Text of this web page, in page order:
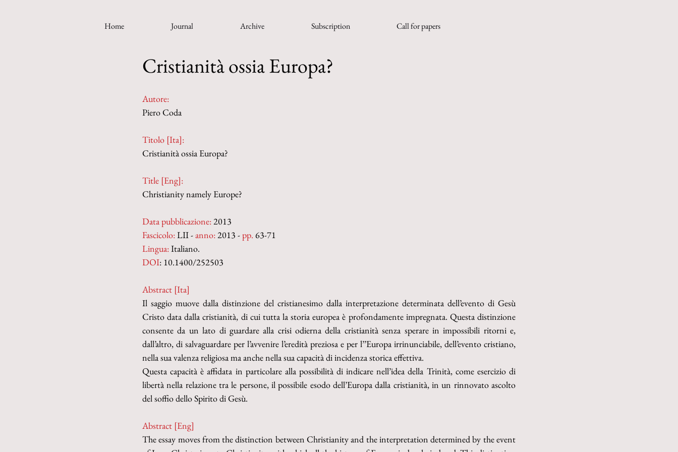
Home Journal Archive Subscription Call for papers
Cristianità ossia Europa?
Autore:
Piero Coda
Titolo [Ita]:
Cristianità ossia Europa?
Title [Eng]:
Christianity namely Europe?
Data pubblicazione: 2013
Fascicolo: LII - anno: 2013 - pp. 63-71
Lingua: Italiano.
DOI: 10.1400/252503
Abstract [Ita]
Il saggio muove dalla distinzione del cristianesimo dalla interpretazione determinata dell’evento di Gesù
Cristo data dalla cristianità, di cui tutta la storia europea è profondamente impregnata. Questa distinzione
consente da un lato di guardare alla crisi odierna della cristianità senza sperare in impos­sibili ritorni e,
dall’altro, di salvaguardare per l’avvenire l’eredità preziosa e per l’’Europa irrinunciabile, dell’evento cristiano,
nella sua valenza religiosa ma anche nella sua capacità di incidenza storica effettiva.
Questa capacità è affidata in particolare alla possibilità di indicare nell’i­dea della Trinità, come esercizio di
libertà nella relazione tra le persone, il possibile esodo dell’Europa dalla cristianità, in un rinnovato ascolto
del sof­fio dello Spirito di Gesù.
Abstract [Eng]
The essay moves from the distinction between Christianity and the inter­pretation determined by the event